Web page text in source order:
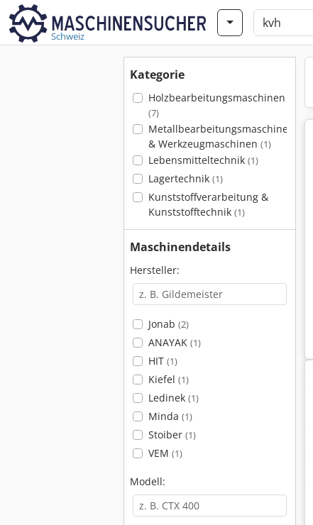
Schweiz
Kategorie
Holzbearbeitungsmaschinen
(7)
Metallbearbeitungsmaschinen
& Werkzeugmaschinen (1)
Lebensmitteltechnik (1)
Lagertechnik (1)
Kunststoffverarbeitung &
Kunststofftechnik (1)
Maschinendetails
Hersteller:
Jonab (2)
ANAYAK (1)
HIT (1)
Kiefel (1)
Ledinek (1)
Minda (1)
Stoiber (1)
VEM (1)
Modell: